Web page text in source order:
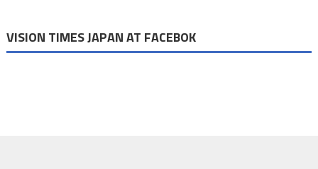
VISION TIMES JAPAN AT FACEBOK